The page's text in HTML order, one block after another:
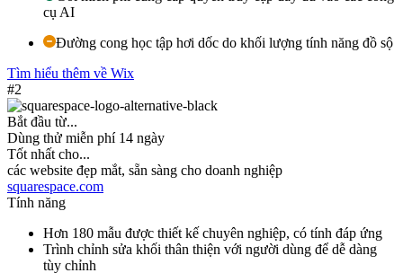
cụ AI
Đường cong học tập hơi dốc do khối lượng tính năng đồ sộ
Tìm hiểu thêm về Wix
#2
Bắt đầu từ...
Dùng thử miễn phí 14 ngày
Tốt nhất cho...
các website đẹp mắt, sẵn sàng cho doanh nghiệp
squarespace.com
Tính năng
Hơn 180 mẫu được thiết kế chuyên nghiệp, có tính đáp ứng
Trình chỉnh sửa khối thân thiện với người dùng để dễ dàng
tùy chỉnh